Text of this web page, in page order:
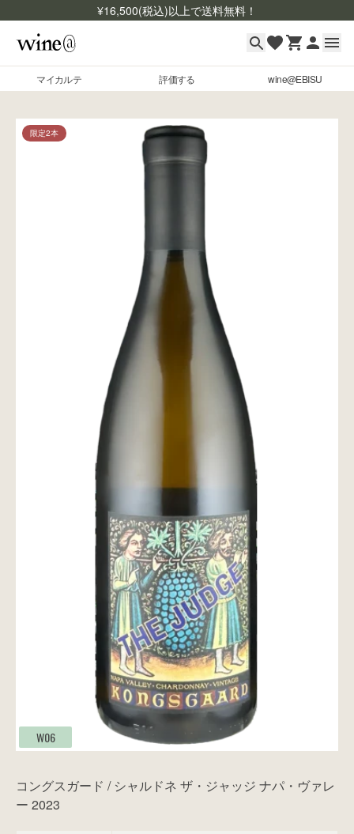
¥16,500(税込)以上で送料無料！
マイカルテ 評価する wine@EBISU
マイカルテ
評価する
限定2本
W06
コングスガード / シャルドネ ザ・ジャッジ ナパ・ヴァレ
ー 2023